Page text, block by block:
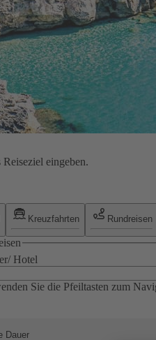
eingeben.
Kreuzfahrten Rundreisen
Hotel
Sie die Pfeiltasten zum
Dauer